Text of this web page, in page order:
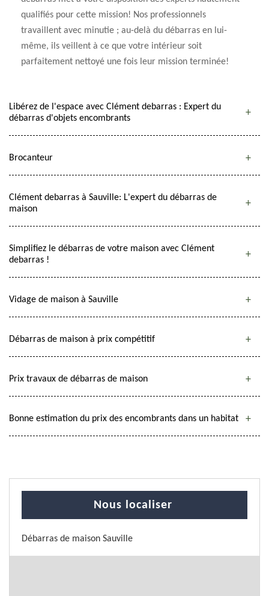
qualifiés pour cette mission! Nos professionnels
travaillent avec minutie ; au-delà du débarras en lui-
même, ils veillent à ce que votre intérieur soit
parfaitement nettoyé une fois leur mission terminée!
Libérez de l'espace avec Clément debarras : Expert du
débarras d'objets encombrants
Brocanteur
Clément debarras à Sauville: L'expert du débarras de
maison
Simplifiez le débarras de votre maison avec Clément
debarras !
Vidage de maison à Sauville
Débarras de maison à prix compétitif
Prix travaux de débarras de maison
Bonne estimation du prix des encombrants dans un habitat
Nous localiser
Débarras de maison Sauville